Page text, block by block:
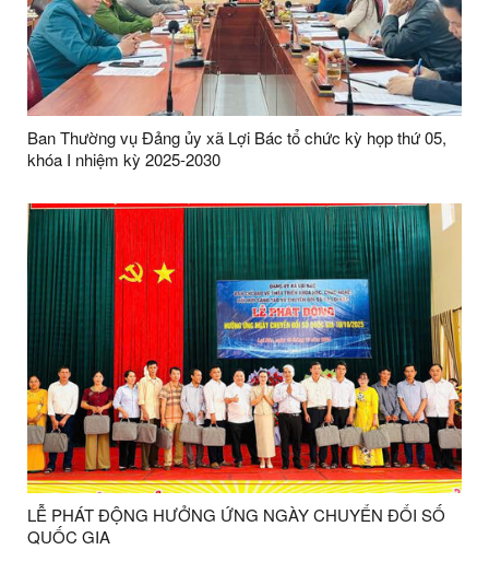
Ban Thường vụ Đảng ủy xã Lợi Bác tổ chức kỳ họp thứ 05,
khóa I nhiệm kỳ 2025-2030
LỄ PHÁT ĐỘNG HƯỞNG ỨNG NGÀY CHUYỂN ĐỔI SỐ
QUỐC GIA